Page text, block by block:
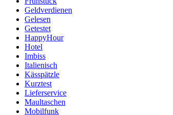
Geldverdienen
Gelesen
Getestet
HappyHour
Hotel
Imbiss
Italienisch
Kässpätzle
Kurztest
Lieferservice
Maultaschen
Mobilfunk